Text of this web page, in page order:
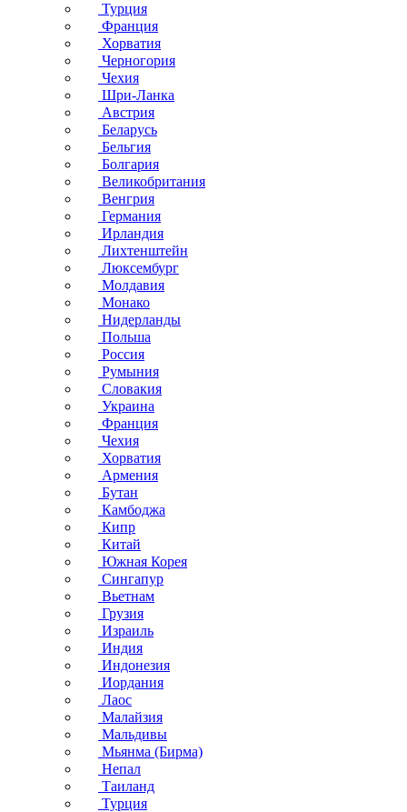
Турция
Франция
Хорватия
Черногория
Чехия
Шри-Ланка
Австрия
Беларусь
Бельгия
Болгария
Великобритания
Венгрия
Германия
Ирландия
Лихтенштейн
Люксембург
Молдавия
Монако
Нидерланды
Польша
Россия
Румыния
Словакия
Украина
Франция
Чехия
Хорватия
Армения
Бутан
Камбоджа
Кипр
Китай
Южная Корея
Сингапур
Вьетнам
Грузия
Израиль
Индия
Индонезия
Иордания
Лаос
Малайзия
Мальдивы
Мьянма (Бирма)
Непал
Таиланд
Турция